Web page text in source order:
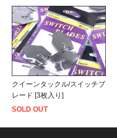
クイーンタックル/スイッチブ
レード [3枚入り]
SOLD OUT